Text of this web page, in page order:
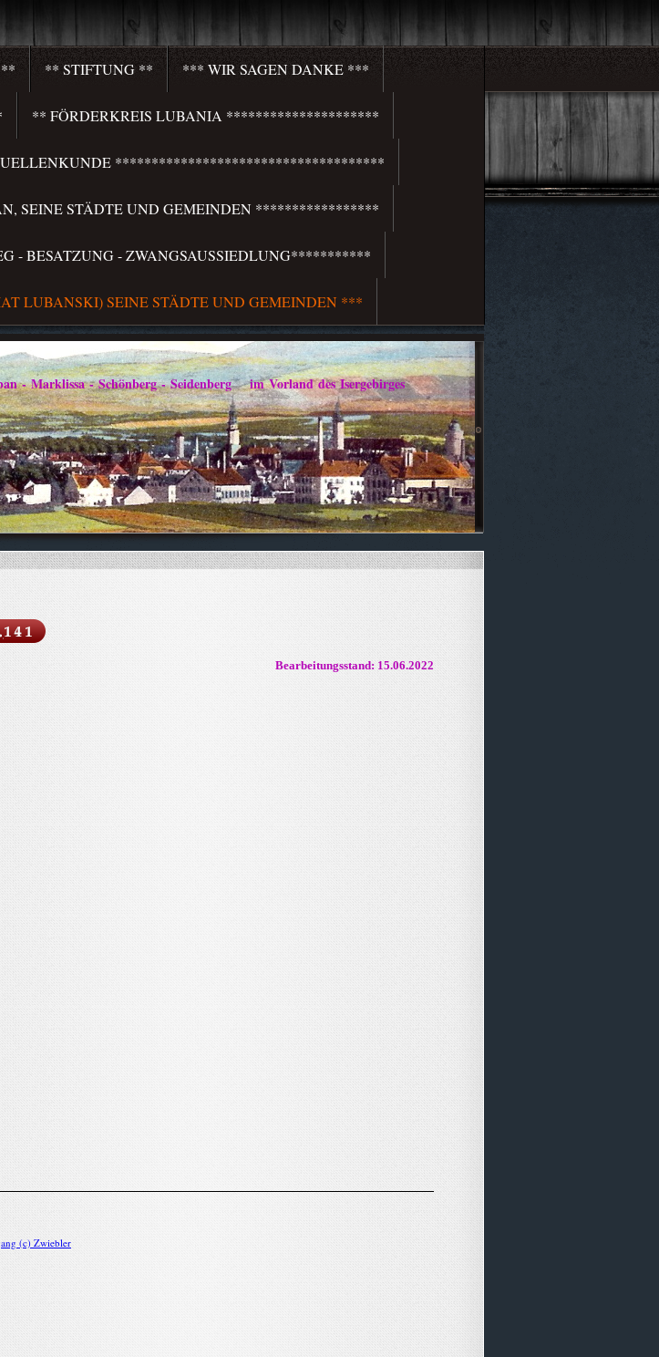
** STIFTUNG ** *** WIR SAGEN DANKE ***
** FÖRDERKREIS LUBANIA *********************
*************************************
SEINE STÄDTE UND GEMEINDEN *****************
- BESATZUNG - ZWANGSAUSSIEDLUNG***********
LUBANSKI) SEINE STÄDTE UND GEMEINDEN ***
- Schönberg - Seidenberg im Vorland des Isergebirges
Bearbeitungsstand: 15.06.2022